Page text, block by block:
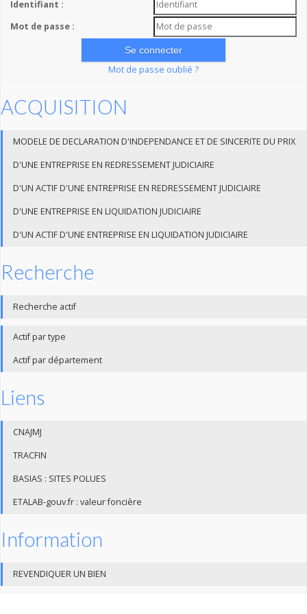
Identifiant :
Mot de passe :
Mot de passe oublié ?
ACQUISITION
MODELE DE DECLARATION D'INDEPENDANCE ET DE SINCERITE DU PRIX
D'UNE ENTREPRISE EN REDRESSEMENT JUDICIAIRE
D'UN ACTIF D'UNE ENTREPRISE EN REDRESSEMENT JUDICIAIRE
D'UNE ENTREPRISE EN LIQUIDATION JUDICIAIRE
D'UN ACTIF D'UNE ENTREPRISE EN LIQUIDATION JUDICIAIRE
Recherche
Recherche actif
Actif par type
Actif par département
Liens
CNAJMJ
TRACFIN
BASIAS : SITES POLUES
ETALAB-gouv.fr : valeur foncière
Information
REVENDIQUER UN BIEN